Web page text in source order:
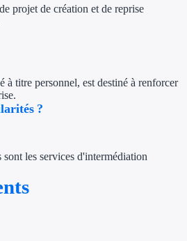
Quelles aides pour
projet de création et de reprise
à titre personnel, est destiné à renforcer
?
les services d'intermédiation